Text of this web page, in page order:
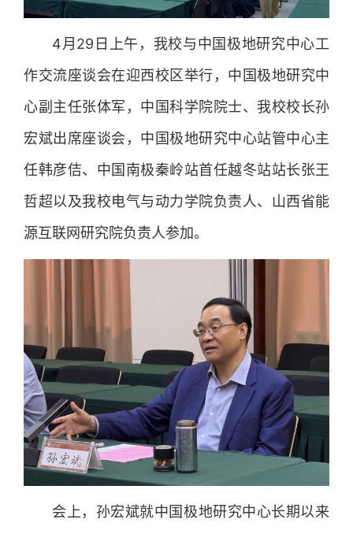
4月29日上午，我校与中国极地研究中心工
作交流座谈会在迎西校区举行，中国极地研究中
心副主任张体军，中国科学院院士、我校校长孙
宏斌出席座谈会，中国极地研究中心站管中心主
任韩彦佶、中国南极秦岭站首任越冬站站长张王
哲超以及我校电气与动力学院负责人、山西省能
源互联网研究院负责人参加。
会上，孙宏斌就中国极地研究中心长期以来